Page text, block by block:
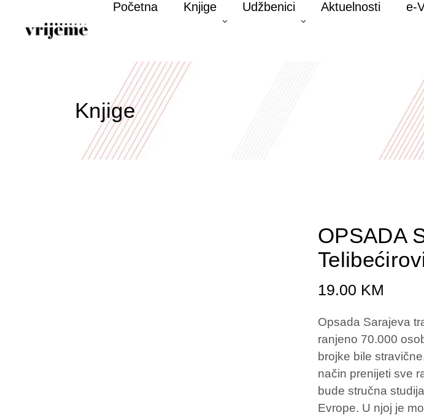
Početna Knjige Udžbenici Aktuelnosti e-
Knjige
OPSADA
19.00 KM
Opsada Sarajeva
ranjeno 70.000
brojke bile
način prenijeti sve
bude stručna
Evrope. U njoj je